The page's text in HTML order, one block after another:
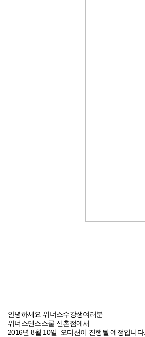
안녕하세요 위너스수강생여러분
위너스댄스스쿨 신촌점에서
2016년 8월 10일
오디션이 진행될 예정입니다.